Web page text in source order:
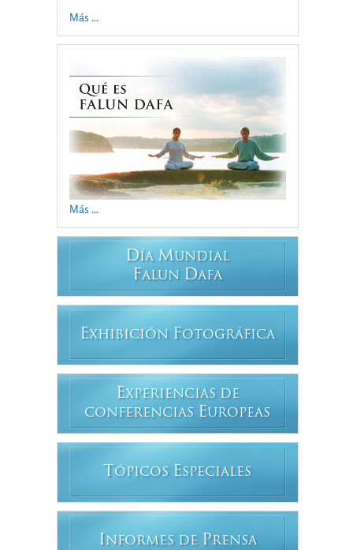
Más ...
Más ...
DÍA MUNDIAL
FALUN DAFA
EXHIBICIÓN FOTOGRÁFICA
EXPERIENCIAS DE
CONFERENCIAS EUROPEAS
T ÓPICOS ESPECIALES
INFORMES DE PRENSA